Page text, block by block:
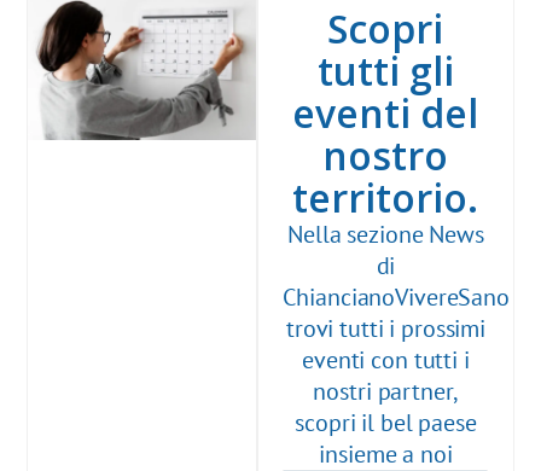
Scopri
tutti gli
eventi del
nostro
territorio.
Nella sezione News
di
ChiancianoVivereSano
trovi tutti i prossimi
eventi con tutti i
nostri partner,
scopri il bel paese
insieme a noi